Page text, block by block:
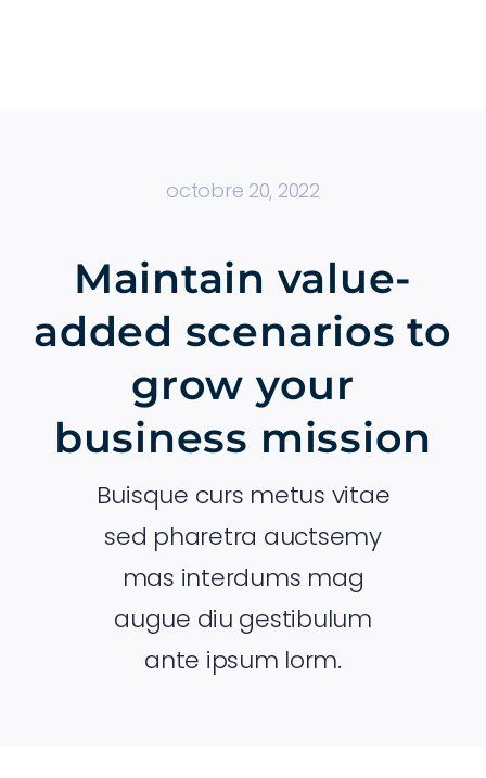
octobre 20, 2022
Maintain value-
added scenarios to
grow your
business mission
Buisque curs metus vitae
sed pharetra auctsemy
mas interdums mag
augue diu gestibulum
ante ipsum lorm.